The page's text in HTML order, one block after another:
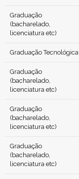
Graduação
(bacharelado,
licenciatura etc)
Graduação Tecnológica
Graduação
(bacharelado,
licenciatura etc)
Graduação
(bacharelado,
licenciatura etc)
Graduação
(bacharelado,
licenciatura etc)